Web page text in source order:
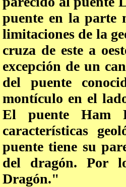
puente en la parte
limitaciones de la
cruza de este a
excepción de un
del puente
montículo en el
El puente Ham
características
puente tiene su
del dragón. Por
Dragón."